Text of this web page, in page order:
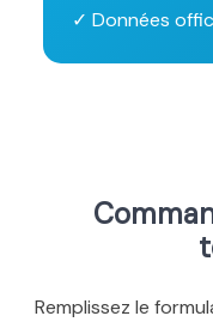
✓ Données
Remplissez le